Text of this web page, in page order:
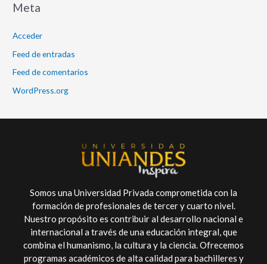
Meta
Acceder
Feed de entradas
Feed de comentarios
WordPress.org
Somos una Universidad Privada comprometida con la
formación de profesionales de tercer y cuarto nivel.
Nuestro propósito es contribuir al desarrollo nacional e
internacional a través de una educación integral, que
combina el humanismo, la cultura y la ciencia. Ofrecemos
programas académicos de alta calidad para bachilleres y